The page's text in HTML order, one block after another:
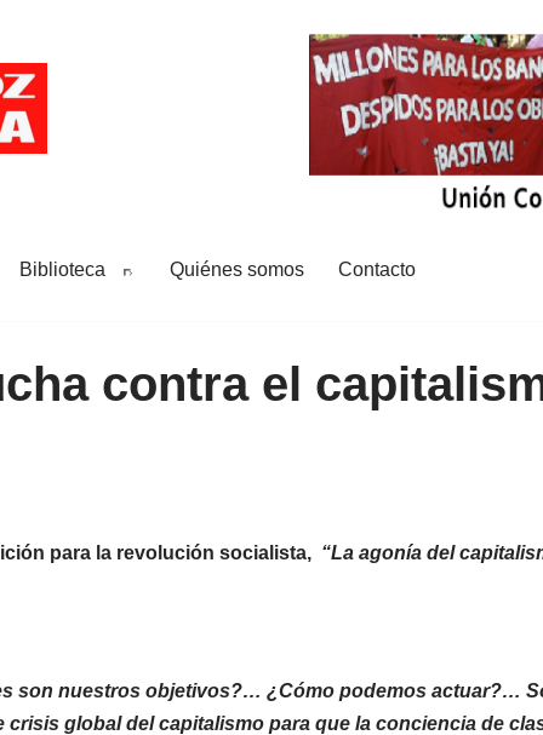
Biblioteca Quiénes somos Contacto
contra el
para la revolución socialista, “La agonía del
son nuestros objetivos?… ¿Cómo podemos actuar?…
global del capitalismo para que la conciencia de